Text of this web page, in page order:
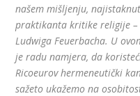
našem mišljenju,
praktikanta kritike religije –
Ludwiga Feuerbacha. U
je radu namjera, da
Ricoeurov hermeneutički
sažeto ukažemo na